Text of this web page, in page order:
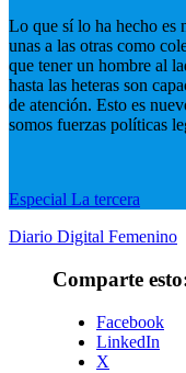
Lo que sí lo ha hecho es
unas a las otras como
que tener un hombre al
hasta las heteras son
de atención. Esto es
somos fuerzas políticas
Especial La tercera
Diario Digital Femenino
Comparte
Facebook
LinkedIn
X